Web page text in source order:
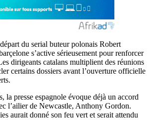
du serial buteur polonais Robert
s’active sérieusement pour renforcer
dirigeants catalans multiplient des réunions
certains dossiers avant l’ouverture officielle
la presse espagnole évoque déjà un accord
l’ailier de Newcastle, Anthony Gordon.
aurait donné son feu vert et serait attendu